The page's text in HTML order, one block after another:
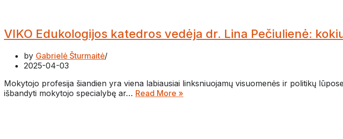
VIKO Edukologijos katedros vedėja dr. Lina Pečiulienė:
by Gabrielė Šturmaitė
2025-04-03
Mokytojo profesija šiandien yra viena labiausiai linksniuojamų visuomenės ir politikų
išbandyti mokytojo specialybę ar… Read More »